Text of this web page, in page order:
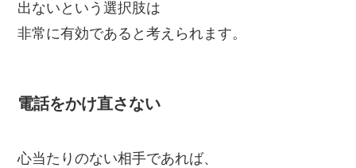
出ないという選択肢は
非常に有効であると考えられます。
電話をかけ直さない
心当たりのない相手であれば、